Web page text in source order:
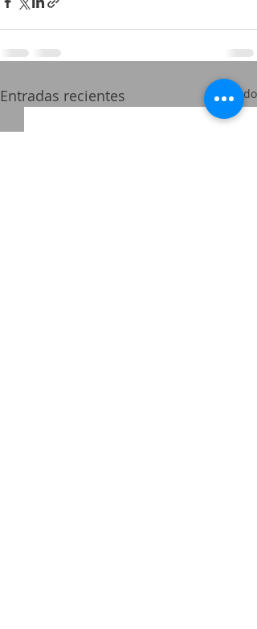
Entradas recientes Ver todo